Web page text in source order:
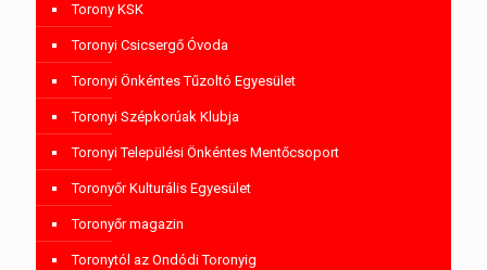
Torony KSK
Toronyi Csicsergő Óvoda
Toronyi Önkéntes Tűzoltó Egyesület
Toronyi Szépkorúak Klubja
Toronyi Települési Önkéntes Mentőcsoport
Toronyőr Kulturális Egyesület
Toronyőr magazin
Toronytól az Ondódi Toronyig